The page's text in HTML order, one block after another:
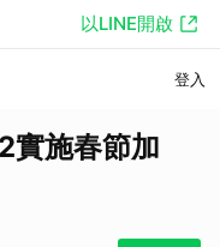
以LINE開啟
登入
實施春節加